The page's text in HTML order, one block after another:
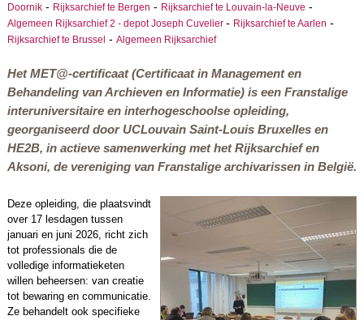
Doornik- Rijksarchief te Bergen - Rijksarchief te Louvain-la-Neuve -
Algemeen Rijksarchief 2 - depot Joseph Cuvelier - Rijksarchief te Aarlen -
Rijksarchief te Brussel - Algemeen Rijksarchief
Het MET@-certificaat (Certificaat in Management en
Behandeling van Archieven en Informatie) is een Franstalige
interuniversitaire en interhogeschoolse opleiding,
georganiseerd door UCLouvain Saint-Louis Bruxelles en
HE2B, in actieve samenwerking met het Rijksarchief en
Aksoni, de vereniging van Franstalige archivarissen in België.
Deze opleiding, die plaatsvindt
over 17 lesdagen tussen
januari en juni 2026, richt zich
tot professionals die de
volledige informatieketen
willen beheersen: van creatie
tot bewaring en communicatie.
Ze behandelt ook specifieke